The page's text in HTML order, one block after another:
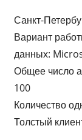
Санкт-
Вариант
данных:
Общее число
100
Количество
Толстый